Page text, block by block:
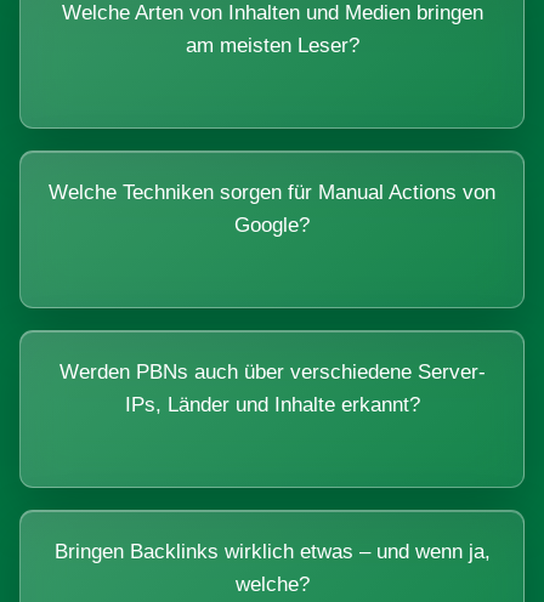
Welche Arten von Inhalten und Medien bringen
am meisten Leser?
Welche Techniken sorgen für Manual Actions von
Google?
Werden PBNs auch über verschiedene Server-
IPs, Länder und Inhalte erkannt?
Bringen Backlinks wirklich etwas – und wenn ja,
welche?